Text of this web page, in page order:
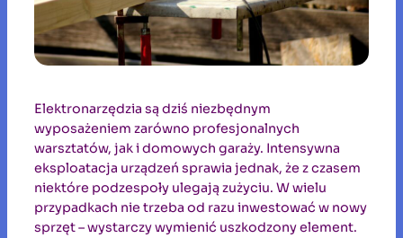
Elektronarzędzia są dziś niezbędnym
wyposażeniem zarówno profesjonalnych
warsztatów, jak i domowych garaży. Intensywna
eksploatacja urządzeń sprawia jednak, że z czasem
niektóre podzespoły ulegają zużyciu. W wielu
przypadkach nie trzeba od razu inwestować w nowy
sprzęt – wystarczy wymienić uszkodzony element.